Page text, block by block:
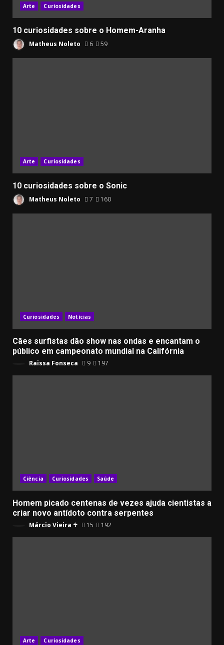
Arte Curiosidades
10 curiosidades sobre o Homem-Aranha
Matheus Noleto 6 59
Arte Curiosidades
10 curiosidades sobre o Sonic
Matheus Noleto 7 160
Curiosidades Notícias
Cães surfistas dão show nas ondas e encantam o
público em campeonato mundial na Califórnia
Raissa Fonseca 9 197
Ciência Curiosidades Saúde
Homem picado centenas de vezes ajuda cientistas a
criar novo antídoto contra serpentes
Márcio Vieira ☥ 15 192
Arte Curiosidades